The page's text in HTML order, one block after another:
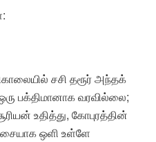
சசி தரூர் அந்தக்
பக்திமானாக வரவில்லை;
உதித்து, கோபுரத்தின்
ஒளி உள்ளே